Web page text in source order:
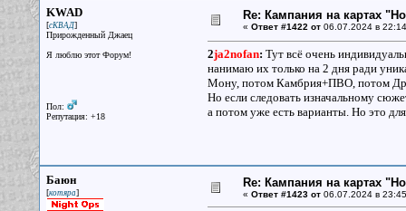
KWAD
[сКВАД]
Прирожденный Джаец
Я люблю этот Форум!
Пол:
Репутация: +18
Re: Кампания на картах
« Ответ #1422 от06.07.2024 в
2ja2nofan: Тут всё очень
нанимаю их только на 2 дня ради
Мону, потом Камбрия+ПВО, потом
Но если следовать изначальному
а потом уже есть варианты. Но это
Баюн
[котяра]
Re: Кампания на картах
« Ответ #1423 от06.07.2024 в